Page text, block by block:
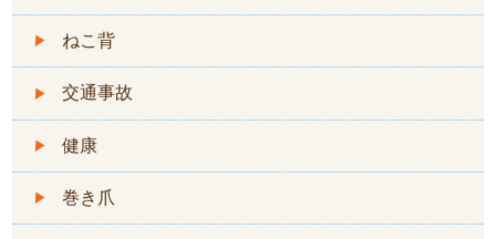
ねこ背
交通事故
健康
巻き爪